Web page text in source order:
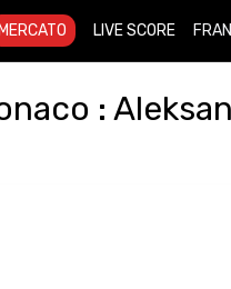
MERCATO LIVE SCORE
: